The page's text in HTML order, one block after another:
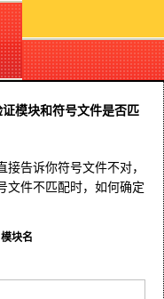
模块和符号文件是否匹
告诉你符号文件不对，
文件不匹配时，如何确定
块名